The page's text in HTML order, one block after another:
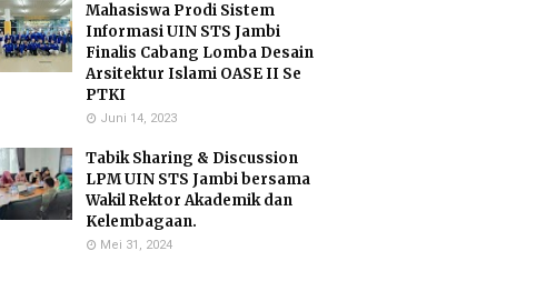
Mahasiswa Prodi Sistem
Informasi UIN STS Jambi
Finalis Cabang Lomba Desain
Arsitektur Islami OASE II Se
PTKI
Juni 14, 2023
Tabik Sharing & Discussion
LPM UIN STS Jambi bersama
Wakil Rektor Akademik dan
Kelembagaan.
Mei 31, 2024